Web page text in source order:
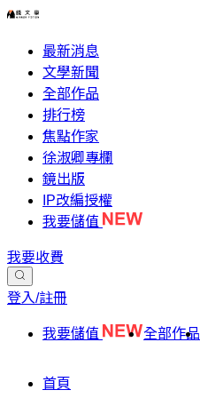
最新消息
文學新聞
全部作品
排行榜
焦點作家
徐淑卿專欄
鏡出版
IP改編授權
我要儲值
我要收費
登入/註冊
我要儲值 全部作品
首頁